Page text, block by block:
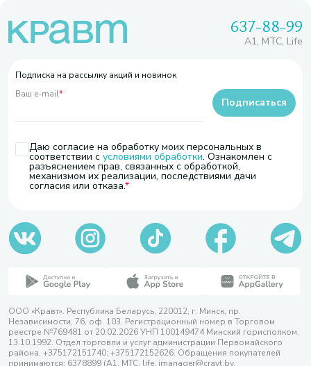
637-88-99
A1, МТС, Life
Подписка на рассылку акций и новинок
Ваш e-mail*
Даю согласие на обработку моих персональных в
соответствии с условиями обработки. Ознакомлен с
разъяснением прав, связанных с обработкой,
механизмом их реализации, последствиями дачи
согласия или отказа.
Подписаться
ООО «Кравт». Республика Беларусь, 220012, г. Минск, пр.
Независимости, 76, оф. 103. Регистрационный номер в Торговом
реестре №769481 от 20.02.2026 УНП 100149474 Минский горисполком,
13.10.1992. Отдел торговли и услуг администрации Первомайского
района, +375172151740; +375172152626. Обращения покупателей
принимаются: 6378899 (А1, МТС, life, imanager@cravt.by.